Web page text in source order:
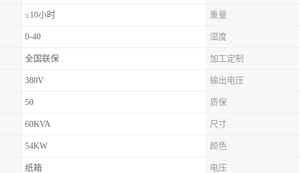
≤10小时 重量
0-40 湿度
全国联保 加工定制
380V 输出电压
50 质保
60KVA 尺寸
54KW 颜色
纸箱 电压